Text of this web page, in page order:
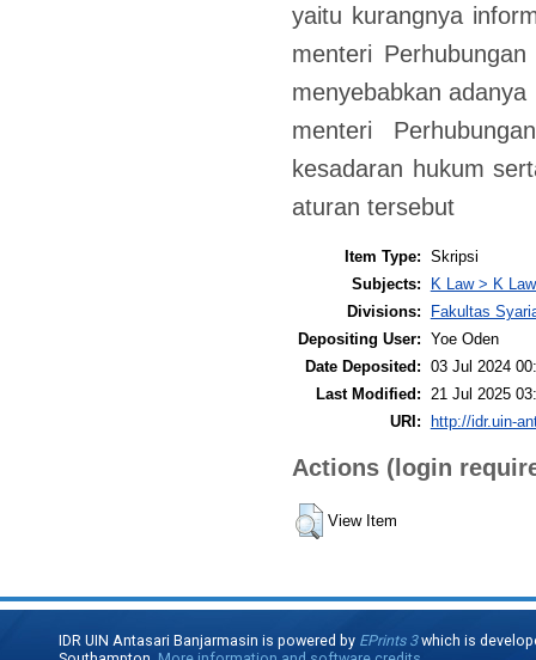
yaitu kurangnya
menteri
menyebabkan
menteri
kesadaran hukum
aturan tersebut
Item Type: Skripsi
Subjects:
K Law > K
Divisions:
Fakultas
Depositing User: Yoe Oden
Date Deposited: 03 Jul 2024
Last Modified:
21 Jul 2025
URI: http://idr.uin-
Actions (login
View Item
IDR UIN Antasari Banjarmasin is powered by EPrints 3which is